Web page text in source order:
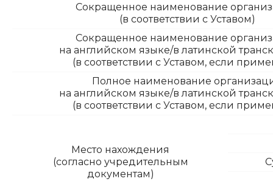
Сокращенное наименование
(в соответствии с Уставом)
Сокращенное наименование
на английском языке/в латинской
(в соответствии с Уставом, если
Полное наименование
на английском языке/в латинской
(в соответствии с Уставом, если
Место нахождения
(согласно учредительным
документам)